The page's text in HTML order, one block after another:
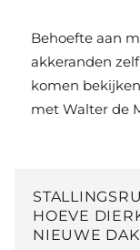
Behoefte aan
akkeranden
komen
met Walter de
HOEVE
NIEUWE